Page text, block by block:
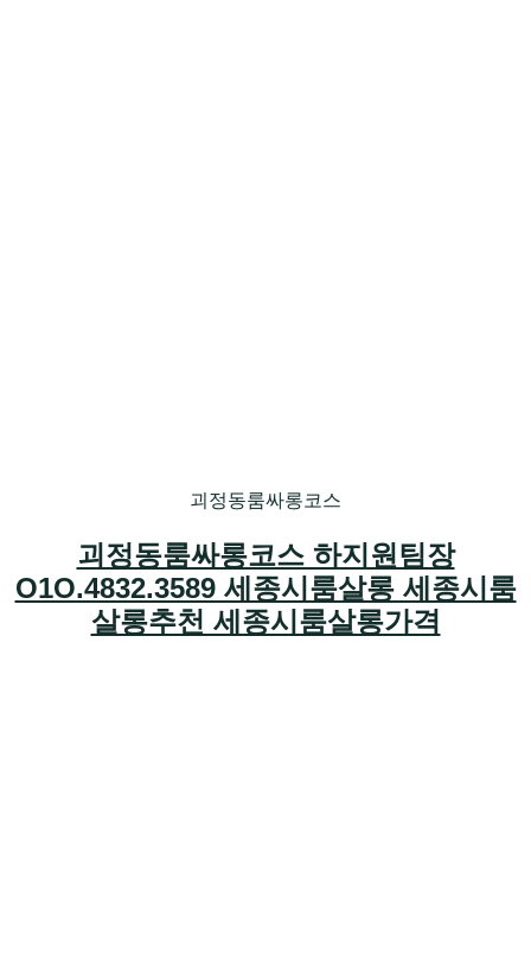
괴정동룸싸롱코스
괴정동룸싸롱코스 하지원팀장
O1O.4832.3589 세종시룸살롱 세종시룸
살롱추천 세종시룸살롱가격